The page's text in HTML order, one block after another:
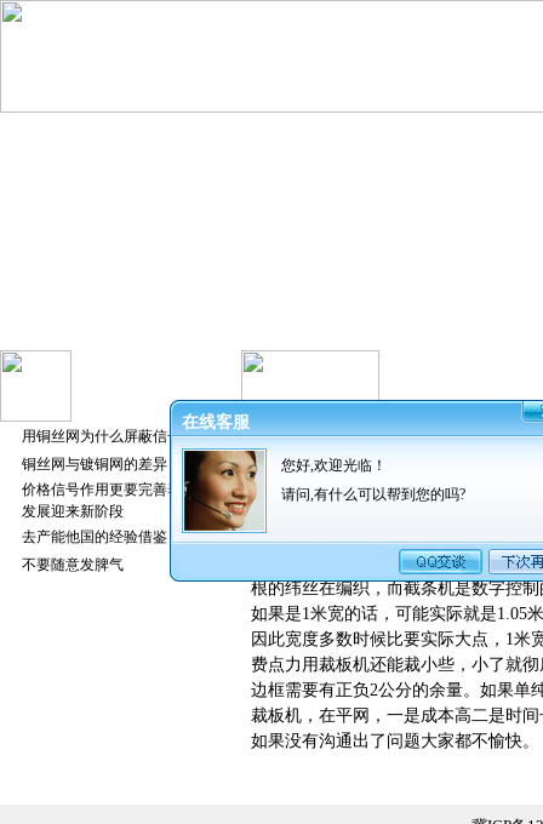
用铜丝网为什么屏蔽信号好
铜丝网与镀铜网的差异
价格信号作用更要完善养猪业
发展迎来新阶段
去产能他国的经验借鉴
不要随意发脾气
关于轧花网的宽度在此介绍一下，有
度的尺寸要求是很难保证的，为什么
根的纬丝在编织，而截条机是数字控
如果是1米宽的话，可能实际就是1.05
因此宽度多数时候比要实际大点，1米
费点力用裁板机还能裁小些，小了就
边框需要有正负2公分的余量。如果单
裁板机，在平网，一是成本高二是时
如果没有沟通出了问题大家都不愉快。
在线客服
您好,欢迎光临！
请问,有什么可以帮到您的吗?